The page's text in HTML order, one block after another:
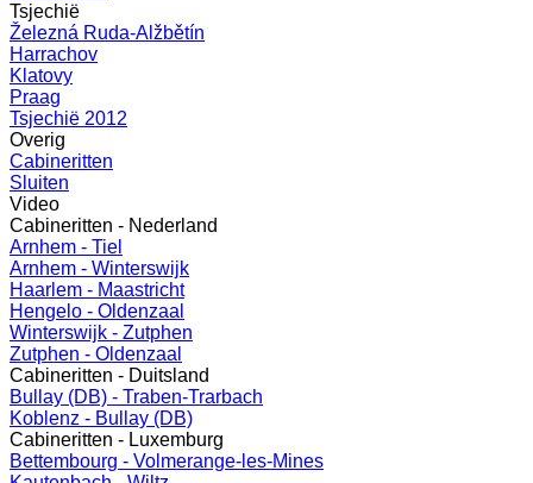
Tsjechië
Železná Ruda-Alžbětín
Harrachov
Klatovy
Praag
Tsjechië 2012
Overig
Cabineritten
Sluiten
Video
Cabineritten - Nederland
Arnhem - Tiel
Arnhem - Winterswijk
Haarlem - Maastricht
Hengelo - Oldenzaal
Winterswijk - Zutphen
Zutphen - Oldenzaal
Cabineritten - Duitsland
Bullay (DB) - Traben-Trarbach
Koblenz - Bullay (DB)
Cabineritten - Luxemburg
Bettembourg - Volmerange-les-Mines